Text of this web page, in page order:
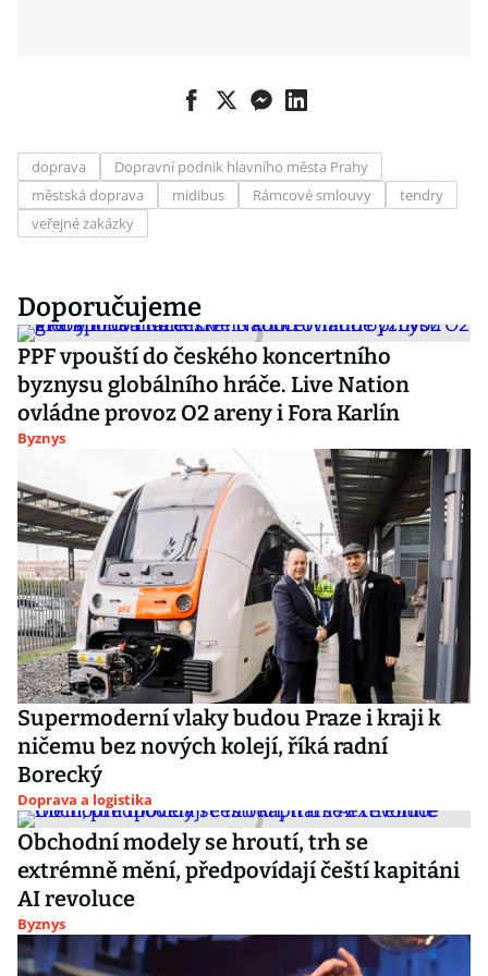
doprava
Dopravní podnik hlavního města Prahy
městská doprava
midibus Rámcové smlouvy
tendry
veřejné zakázky
Doporučujeme
PPF vpouští do českého koncertního
byznysu globálního hráče. Live Nation
ovládne provoz O2 areny i Fora Karlín
Byznys
Supermoderní vlaky budou Praze i kraji k
ničemu bez nových kolejí, říká radní
Borecký
Doprava a logistika
Obchodní modely se hroutí, trh se
extrémně mění, předpovídají čeští kapitáni
AI revoluce
Byznys